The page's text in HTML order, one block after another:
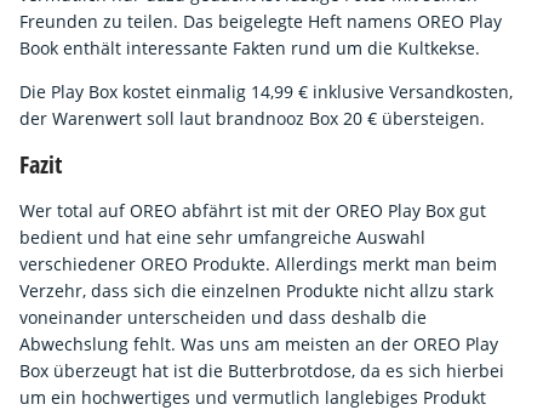
Freunden zu teilen. Das beigelegte Heft namens OREO Play
Book enthält interessante Fakten rund um die Kultkekse.
Die Play Box kostet einmalig 14,99 € inklusive Versandkosten,
der Warenwert soll laut brandnooz Box 20 € übersteigen.
Fazit
Wer total auf OREO abfährt ist mit der OREO Play Box gut
bedient und hat eine sehr umfangreiche Auswahl
verschiedener OREO Produkte. Allerdings merkt man beim
Verzehr, dass sich die einzelnen Produkte nicht allzu stark
voneinander unterscheiden und dass deshalb die
Abwechslung fehlt. Was uns am meisten an der OREO Play
Box überzeugt hat ist die Butterbrotdose, da es sich hierbei
um ein hochwertiges und vermutlich langlebiges Produkt